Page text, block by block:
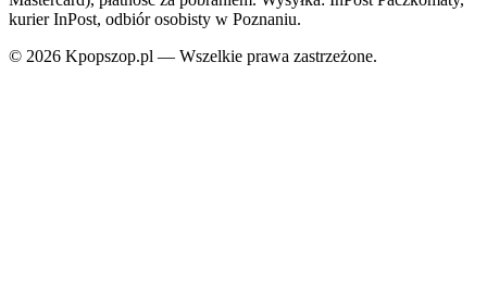
kurier InPost, odbiór osobisty w Poznaniu.
© 2026 Kpopszop.pl — Wszelkie prawa zastrzeżone.